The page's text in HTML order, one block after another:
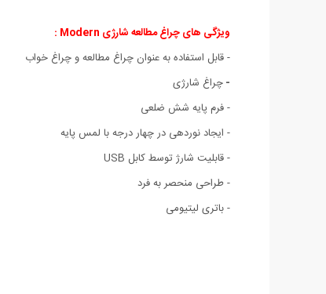
ویژگی های چراغ مطالعه شارژی Modern :
- قابل استفاده به عنوان چراغ مطالعه و چراغ خواب
-چراغ شارژی
- فرم پایه شش ضلعی
- ایجاد نوردهی در چهار درجه با لمس پایه
- قابلیت شارژ توسط کابل USB
- طراحی منحصر به فرد
- باتری لیتیومی